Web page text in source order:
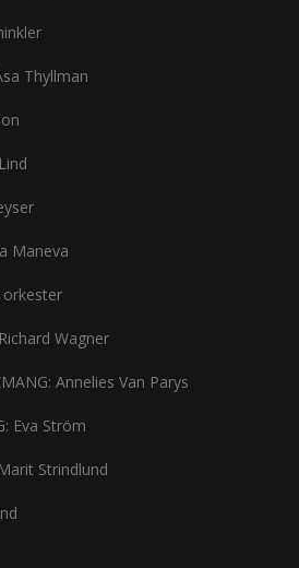
Thyllman
Maneva
orkester
Wagner
Annelies Van Parys
Eva Ström
Strindlund